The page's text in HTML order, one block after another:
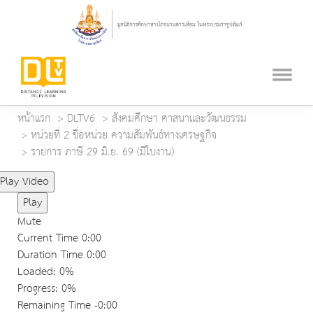
หน้าแรก DLTV6
สังคมศึกษา ศาสนาและวัฒนธรรม
หน่วยที่ 2 ชื่อหน่วย ความสัมพันธ์ทางเศรษฐกิจ
รายการ ภาษี 29 มิ.ย. 69 (มีใบงาน)
Play Video
Play
Mute
Current Time0:00
Duration Time0:00
Loaded: 0%
Progress: 0%
Remaining Time-0:00